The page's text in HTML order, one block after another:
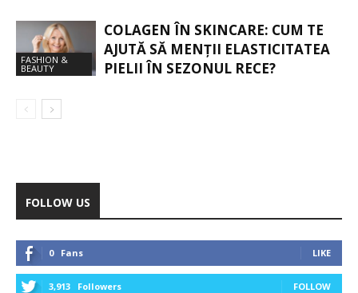
FASHION &
BEAUTY
COLAGEN ÎN SKINCARE: CUM TE
AJUTĂ SĂ MENȚII ELASTICITATEA
PIELII ÎN SEZONUL RECE?
FOLLOW US
0 Fans LIKE
3,913 Followers FOLLOW